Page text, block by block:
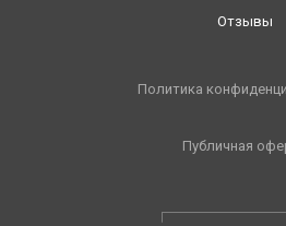
Отзывы
Политика
Публичная